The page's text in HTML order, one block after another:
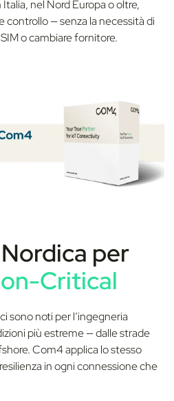
nel Nord Europa o oltre,
controllo — senza la necessità di
o cambiare fornitore.
per
Critical
sono noti per l’ingegneria
più estreme — dalle strade
Com4 applica lo stesso
in ogni connessione che